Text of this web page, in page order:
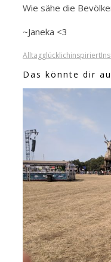
Wie sähe die
~Janeka <3
Alltagglücklichinspiriert
Das könnte dir